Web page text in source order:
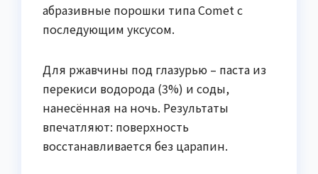
абразивные порошки типа Comet с
последующим уксусом.
Для ржавчины под глазурью – паста из
перекиси водорода (3%) и соды,
нанесённая на ночь. Результаты
впечатляют: поверхность
восстанавливается без царапин.